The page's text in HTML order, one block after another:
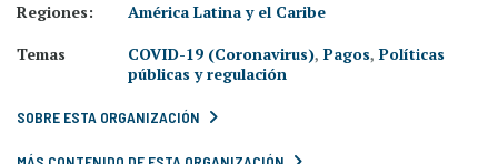
Regiones:
América Latina y el Caribe
Temas
COVID-19 (Coronavirus), Pagos, Políticas
públicas y regulación
SOBRE ESTA ORGANIZACIÓN